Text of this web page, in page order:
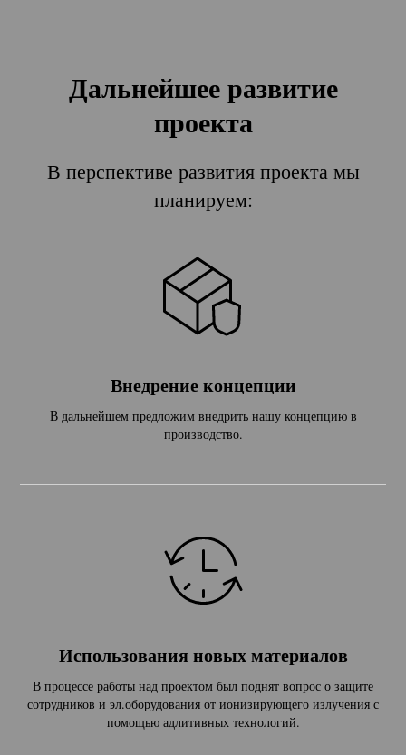
Дальнейшее развитие
проекта
В перспективе развития проекта мы
планируем:
Внедрение концепции
В дальнейшем предложим внедрить нашу концепцию в
производство.
Использования новых материалов
В процессе работы над проектом был поднят вопрос о защите
сотрудников и эл.оборудования от ионизирующего излучения с
помощью адлитивных технологий.